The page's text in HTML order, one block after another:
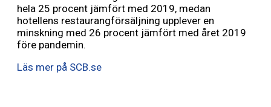
hela 25 procent jämfört med 2019, medan
hotellens restaurangförsäljning upplever en
minskning med 26 procent jämfört med året 2019
före pandemin.
Läs mer på SCB.se